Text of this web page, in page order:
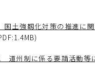
土強靱化対策の推進に
道州制に係る要請活動等